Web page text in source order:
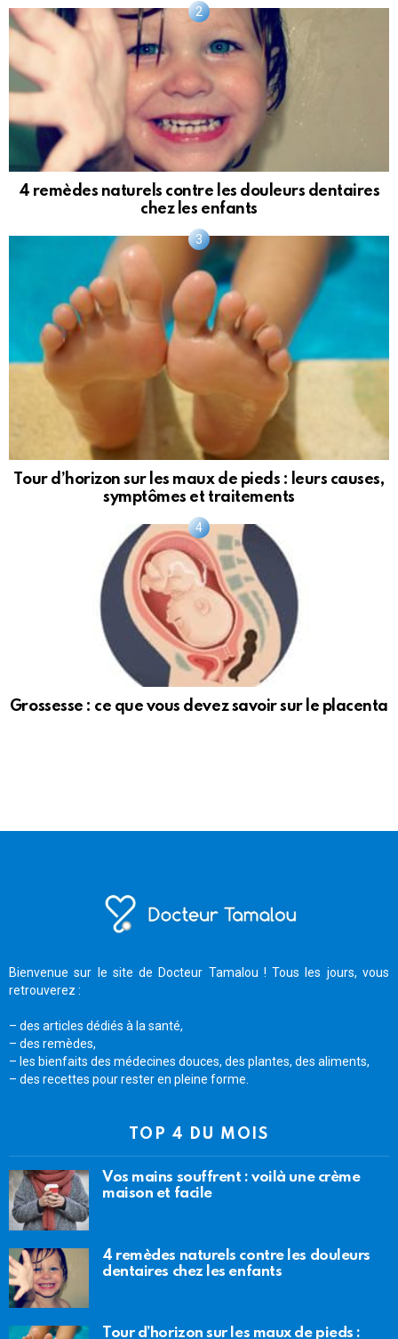
4 remèdes naturels contre les douleurs dentaires
chez les enfants
Tour d’horizon sur les maux de pieds : leurs causes,
symptômes et traitements
Grossesse : ce que vous devez savoir sur le placenta
Bienvenue sur le site de Docteur Tamalou ! Tous les jours, vous
retrouverez :
– des articles dédiés à la santé,
– des remèdes,
– les bienfaits des médecines douces, des plantes, des aliments,
– des recettes pour rester en pleine forme.
TOP 4 DU MOIS
Vos mains souffrent : voilà une crème
maison et facile
4 remèdes naturels contre les douleurs
dentaires chez les enfants
Tour d’horizon sur les maux de pieds :